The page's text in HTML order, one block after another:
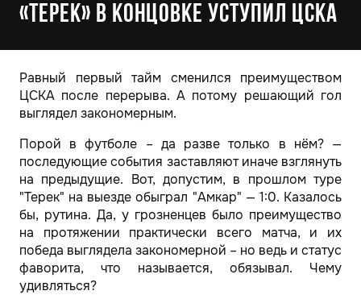
«Терек» в концовке уступил ЦСКА
Равный первый тайм сменился преимуществом
ЦСКА после перерыва. А потому решающий гол
выглядел закономерным.
Порой в футболе – да разве только в нём? —
последующие события заставляют иначе взглянуть
на предыдущие. Вот, допустим, в прошлом туре
"Терек" на выезде обыграл "Амкар" — 1:0. Казалось
бы, рутина. Да, у грозненцев было преимущество
на протяжении практически всего матча, и их
победа выглядела закономерной – но ведь и статус
фаворита, что называется, обязывал. Чему
удивляться?